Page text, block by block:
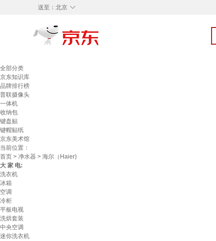
◇
送至： 北京
全部分类
京东知识库
品牌排行榜
普联摄像头
一体机
收纳包
键盘贴
键帽贴纸
京东美术馆
当前位置：
首页 > 净水器 > 海尔（Haier)
大 家 电:
洗衣机
冰箱
空调
冷柜
平板电视
洗烘套装
中央空调
迷你洗衣机